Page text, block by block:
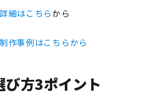
細はこちらから
作事例はこちらから
方3ポイント